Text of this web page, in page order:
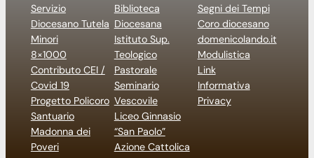
Servizio
Diocesano Tutela
Minori
8×1000
Contributo CEI /
Covid 19
Progetto Policoro
Santuario
Madonna dei
Poveri
Biblioteca
Diocesana
Istituto Sup.
Teologico
Pastorale
Seminario
Vescovile
Liceo Ginnasio
“San Paolo”
Azione Cattolica
Segni dei Tempi
Coro diocesano
domenicolando.it
Modulistica
Link
Informativa
Privacy